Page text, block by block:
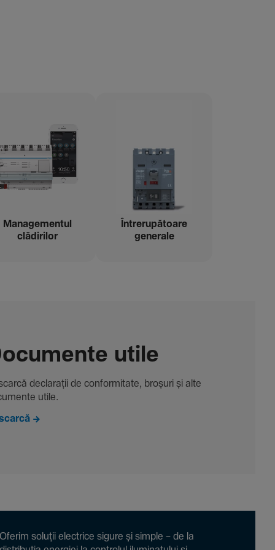
Managementul
clădi­rilor
Între­ru­pă­toare
gene­rale
utile
decla­rații de conformitate, broșuri și alte
utile.
soluții electrice sigure și simple – de la